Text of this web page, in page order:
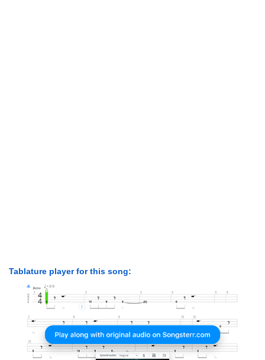
Tablature player for this song: